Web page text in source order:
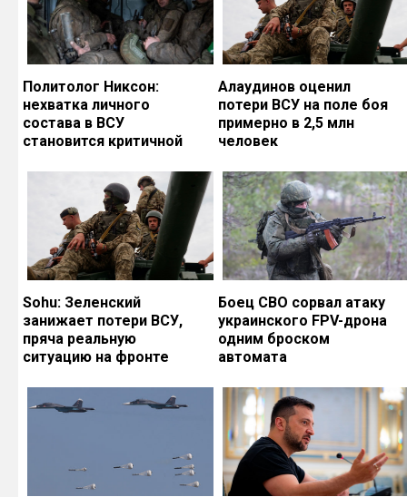
Политолог Никсон:
нехватка личного
состава в ВСУ
становится критичной
Алаудинов оценил
потери ВСУ на поле боя
примерно в 2,5 млн
человек
Sohu: Зеленский
занижает потери ВСУ,
пряча реальную
ситуацию на фронте
Боец СВО сорвал атаку
украинского FPV-дрона
одним броском
автомата